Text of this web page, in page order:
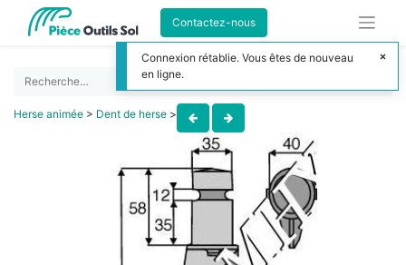
Contactez-nous
Herse animée > Dent de herse >
Connexion rétablie. Vous êtes de nouveau
en ligne.